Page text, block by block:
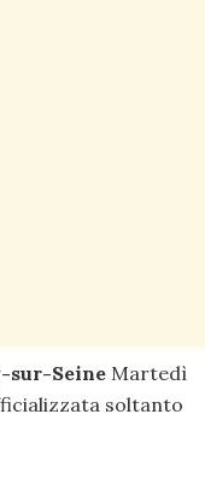
sur-Seine Martedì
soltanto